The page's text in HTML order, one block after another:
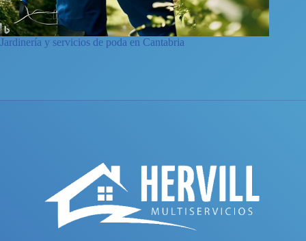
Jardinería y servicios de poda en Cantabria